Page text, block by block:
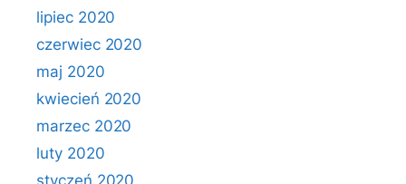
lipiec 2020
czerwiec 2020
maj 2020
kwiecień 2020
marzec 2020
luty 2020
styczeń 2020